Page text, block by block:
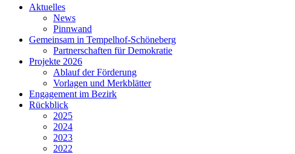
Aktuelles
News
Pinnwand
Gemeinsam in Tempelhof-Schöneberg
Partnerschaften für Demokratie
Projekte 2026
Ablauf der Förderung
Vorlagen und Merkblätter
Engagement im Bezirk
Rückblick
2025
2024
2023
2022